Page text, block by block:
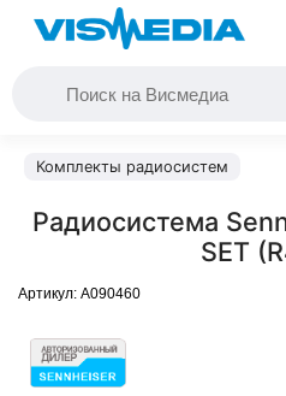
Комплекты радиосистем
Радиосистема
SET
Артикул: A090460